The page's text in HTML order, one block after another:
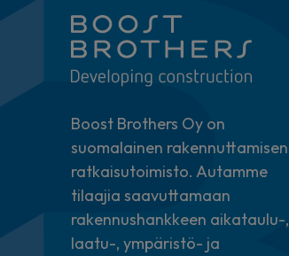
Boost Brothers Oy on
suomalainen rakennuttamisen
ratkaisutoimisto. Autamme
tilaajia saavuttamaan
rakennushankkeen aikataulu-,
laatu-, ympäristö- ja